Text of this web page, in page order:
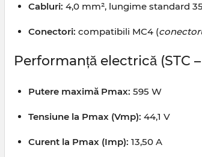
Cabluri: 4,0 mm², lungime standard
Conectori: compatibili MC4 (
Performanță electrică (STC –
Putere maximă Pmax: 595 W
Tensiune la Pmax (Vmp): 44,1 V
Curent la Pmax (Imp): 13,50 A